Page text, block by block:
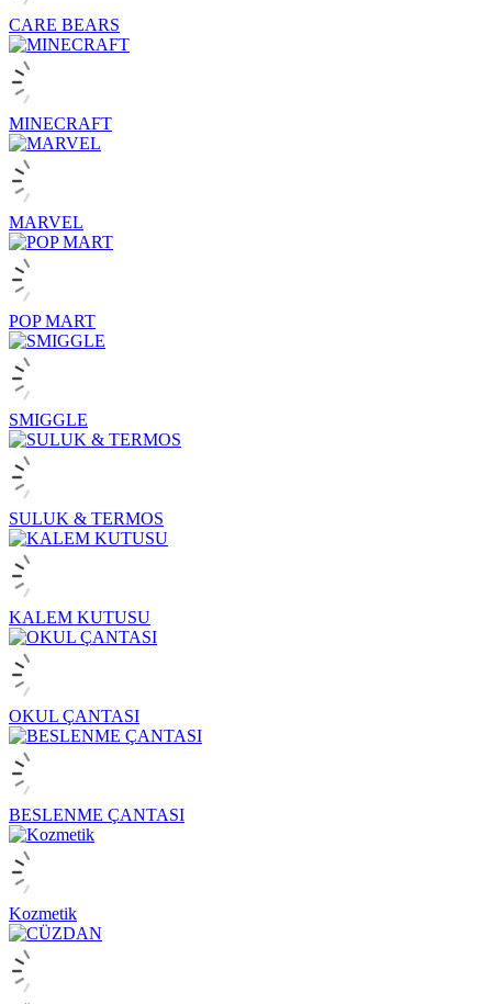
CARE BEARS
MINECRAFT
MARVEL
POP MART
SMIGGLE
SULUK & TERMOS
KALEM KUTUSU
OKUL ÇANTASI
BESLENME ÇANTASI
Kozmetik